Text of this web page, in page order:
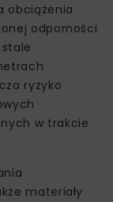
obciążenia
odporności
ryzyko
w trakcie
materiały